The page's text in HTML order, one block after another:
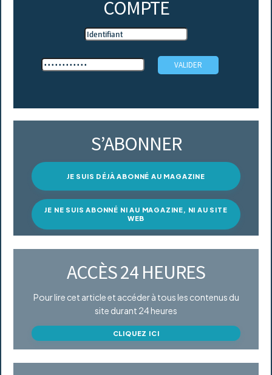
COMPTE
S’ABONNER
JE SUIS DÉJÀ ABONNÉ AU MAGAZINE
JE NE SUIS ABONNÉ NI AU MAGAZINE, NI AU SITE
WEB
ACCÈS 24 HEURES
Pour lire cet article et accéder à tous les contenus du
site durant 24 heures
CLIQUEZ ICI